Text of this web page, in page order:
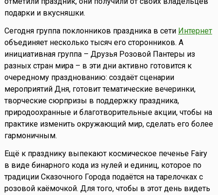
подарки и вкусняшки.
Сегодня группа поклонников праздника в сети Интернет
объединяет несколько тысяч его сторонников. А
инициативная группа – Друзья Розовой Пантеры из
разных стран мира – в эти дни активно готовится к
очередному празднованию: создаёт сценарии
мероприятий Дня, готовит тематические вечеринки,
творческие сюрпризы в поддержку праздника,
природоохранные и благотворительные акции, чтобы на
практике изменить окружающий мир, сделать его более
гармоничным.
Ещё к празднику выпекают космическое печенье Fairy
в виде бинарного кода из нулей и единиц, которое по
традиции Сказочного Города подаётся на тарелочках с
розовой каёмочкой. Для того, чтобы в этот день видеть